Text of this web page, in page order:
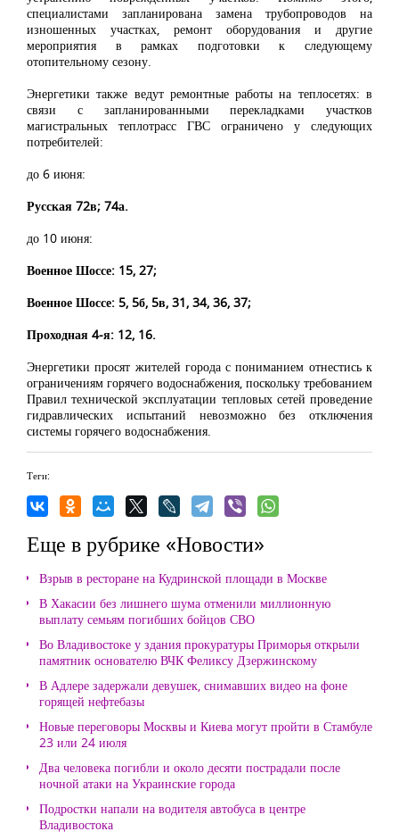
специалистами запланирована замена трубопроводов на
изношенных участках, ремонт оборудования и другие
мероприятия в рамках подготовки к следующему
отопительному сезону.
Энергетики также ведут ремонтные работы на теплосетях: в
связи с запланированными перекладками участков
магистральных теплотрасс ГВС ограничено у следующих
потребителей:
до 6 июня:
Русская 72в; 74а.
до 10 июня:
Военное Шоссе: 15, 27;
Военное Шоссе: 5, 5б, 5в, 31, 34, 36, 37;
Проходная 4-я: 12, 16.
Энергетики просят жителей города с пониманием отнестись к
ограничениям горячего водоснабжения, поскольку требованием
Правил технической эксплуатации тепловых сетей проведение
гидравлических испытаний невозможно без отключения
системы горячего водоснабжения.
Теги:
Еще в рубрике «Новости»
Взрыв в ресторане на Кудринской площади в Москве
В Хакасии без лишнего шума отменили миллионную
выплату семьям погибших бойцов СВО
Во Владивостоке у здания прокуратуры Приморья открыли
памятник основателю ВЧК Феликсу Дзержинскому
В Адлере задержали девушек, снимавших видео на фоне
горящей нефтебазы
Новые переговоры Москвы и Киева могут пройти в Стамбуле
23 или 24 июля
Два человека погибли и около десяти пострадали после
ночной атаки на Украинские города
Подростки напали на водителя автобуса в центре
Владивостока